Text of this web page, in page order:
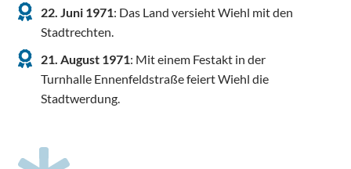
22. Juni 1971: Das Land versieht Wiehl mit den
Stadtrechten.
21. August 1971: Mit einem Festakt in der
Turnhalle Ennenfeldstraße feiert Wiehl die
Stadtwerdung.